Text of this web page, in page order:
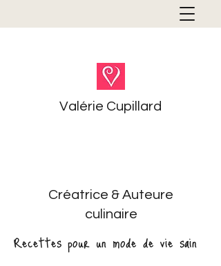
Valérie Cupillard
Créatrice & Auteure
culinaire
Recettes pour un mode de vie sain